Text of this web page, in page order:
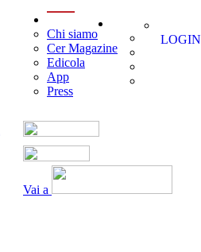
Vai a
Chi siamo
Cer Magazine
Edicola
App
Press
LOGIN